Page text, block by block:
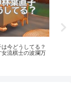
今どうしてる？
女流棋士の波瀾万